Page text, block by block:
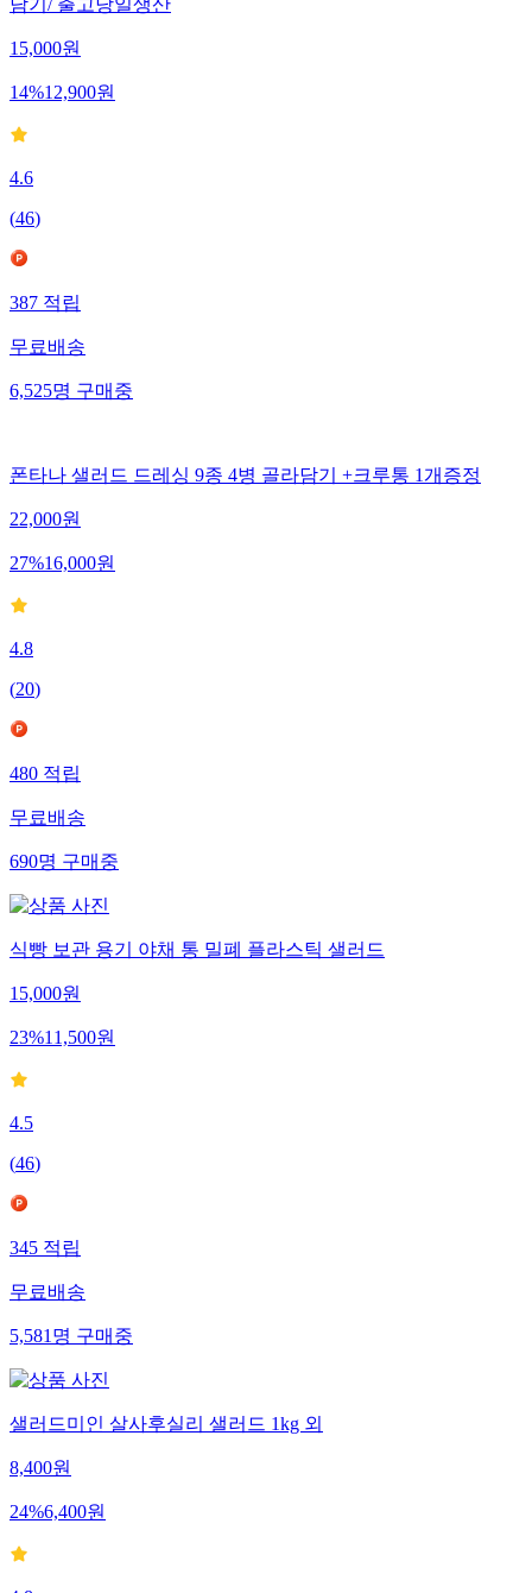
담기/ 출고당일생산
15,000원
14%12,900원
4.6
(46)
387적립
무료배송
6,525명구매중
폰타나 샐러드 드레싱 9종 4병 골라담기 +크루통 1개증정
22,000원
27%16,000원
4.8
(20)
480적립
무료배송
690명구매중
식빵 보관 용기 야채 통 밀폐 플라스틱 샐러드
15,000원
23%11,500원
4.5
(46)
345적립
무료배송
5,581명구매중
샐러드미인 살사후실리 샐러드 1kg 외
8,400원
24%6,400원